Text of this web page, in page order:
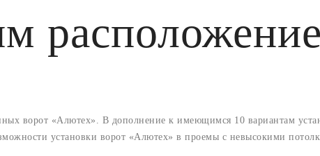
ворот «Алютех». В дополнение к имеющимся 10 вариантам
установки ворот «Алютех» в проемы с невысокими